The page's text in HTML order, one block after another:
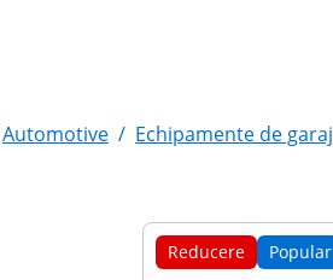
Automotive / Echipamente de garaj
Reducere Popular